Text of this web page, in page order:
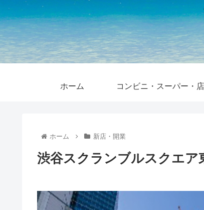
ホーム コンビニ・スーパー・店
ホーム 新店・開業
渋谷スクランブルスクエア